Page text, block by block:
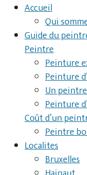
Accueil
Qui
Guide du
Peintre
Peinture
Peinture
Un
Peinture
Coût d’un
Peintre
Localites
Bruxelles